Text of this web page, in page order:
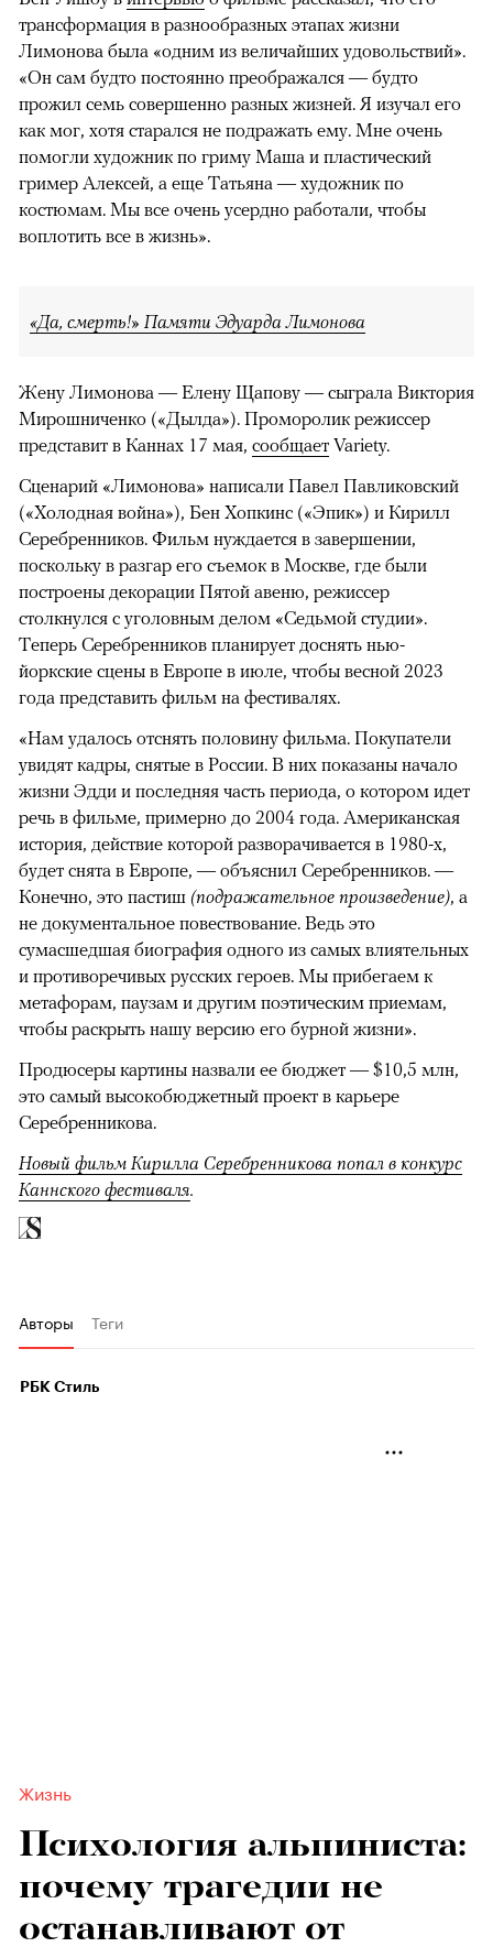
трансформация в разнообразных этапах жизни
Лимонова была «одним из величайших удовольствий».
«Он сам будто постоянно преображался — будто
прожил семь совершенно разных жизней. Я изучал его
как мог, хотя старался не подражать ему. Мне очень
помогли художник по гриму Маша и пластический
гример Алексей, а еще Татьяна — художник по
костюмам. Мы все очень усердно работали, чтобы
воплотить все в жизнь».
00:00 / 00:00
«Да, смерть!» Памяти Эдуарда Лимонова
Жену Лимонова — Елену Щапову — сыграла Виктория
Мирошниченко («Дылда»). Проморолик режиссер
представит в Каннах 17 мая, сообщает Variety.
Сценарий «Лимонова» написали Павел Павликовский
(«Холодная война»), Бен Хопкинс («Эпик») и Кирилл
Серебренников. Фильм нуждается в завершении,
поскольку в разгар его съемок в Москве, где были
построены декорации Пятой авеню, режиссер
столкнулся с уголовным делом «Седьмой студии».
Теперь Серебренников планирует доснять нью-
йоркские сцены в Европе в июле, чтобы весной 2023
года представить фильм на фестивалях.
«Нам удалось отснять половину фильма. Покупатели
увидят кадры, снятые в России. В них показаны начало
жизни Эдди и последняя часть периода, о котором идет
речь в фильме, примерно до 2004 года. Американская
история, действие которой разворачивается в 1980-х,
будет снята в Европе, — объяснил Серебренников. —
Конечно, это пастиш (подражательное произведение), а
не документальное повествование. Ведь это
сумасшедшая биография одного из самых влиятельных
и противоречивых русских героев. Мы прибегаем к
метафорам, паузам и другим поэтическим приемам,
чтобы раскрыть нашу версию его бурной жизни».
Продюсеры картины назвали ее бюджет — $10,5 млн,
это самый высокобюджетный проект в карьере
Серебренникова.
Новый фильм Кирилла Серебренникова попал в конкурс
Каннского фестиваля.
Авторы Теги
РБК Стиль
Жизнь
Психология альпиниста:
почему трагедии не
останавливают от